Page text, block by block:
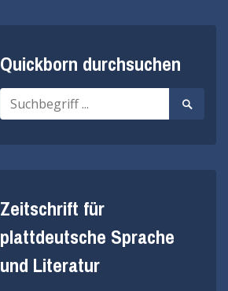
Quickborn durchsuchen
Suche
nach:
Suche
starten
Zeitschrift für
plattdeutsche Sprache
und Literatur